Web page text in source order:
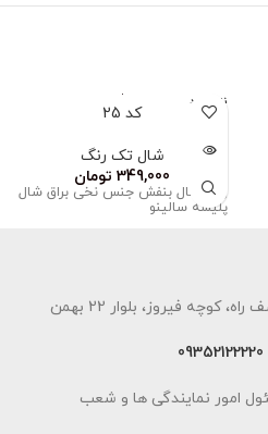
ناموجود
کد‌ 25
شال تک رنگ
349,000 تومان
رنگ‌ شال بنفش جنس نخی براق شال
پلیسه سالینو
کوچه فیروز، بلوار 22 بهمن
09352122220
امور نمایندگی ها و شعب